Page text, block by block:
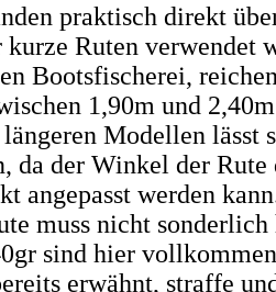
praktisch direkt
kurze Ruten verwendet
Bootsfischerei,
1,90m und
Modellen lässt
da der Winkel der Rute
angepasst werden
muss nicht sonderlich
sind hier
erwähnt, straffe